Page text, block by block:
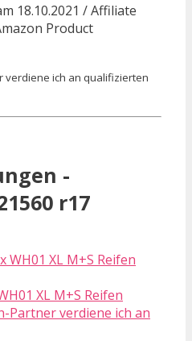
18.10.2021 / Affiliate
Product
verdiene ich an qualifizierten
-
r17
XL M+S Reifen
Partner verdiene ich an